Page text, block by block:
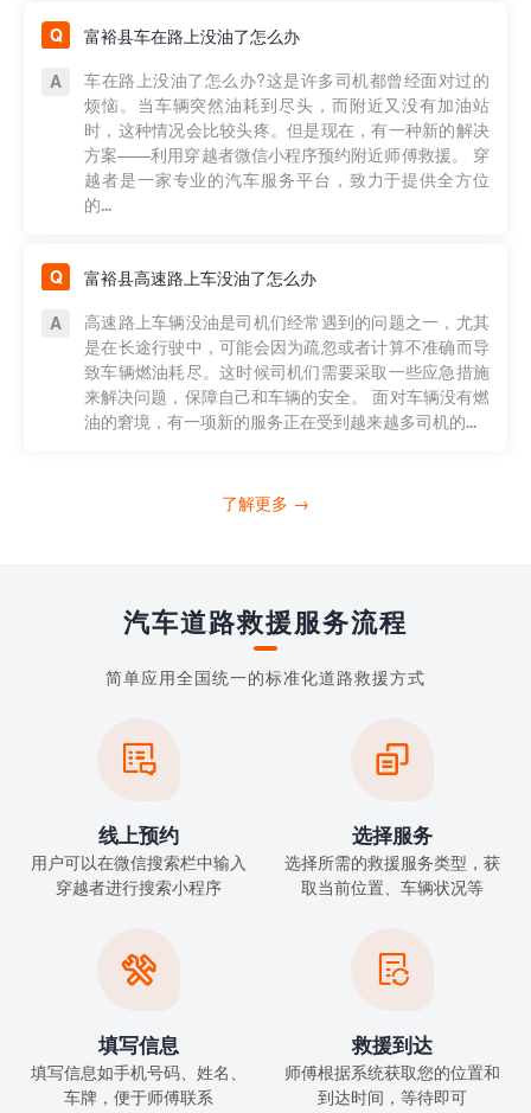
富裕县车在路上没油了怎么办
车在路上没油了怎么办?这是许多司机都曾经面对过的
烦恼。当车辆突然油耗到尽头，而附近又没有加油站
时，这种情况会比较头疼。但是现在，有一种新的解决
方案——利用穿越者微信小程序预约附近师傅救援。 穿
越者是一家专业的汽车服务平台，致力于提供全方位
的...
富裕县高速路上车没油了怎么办
高速路上车辆没油是司机们经常遇到的问题之一，尤其
是在长途行驶中，可能会因为疏忽或者计算不准确而导
致车辆燃油耗尽。这时候司机们需要采取一些应急措施
来解决问题，保障自己和车辆的安全。 面对车辆没有燃
油的窘境，有一项新的服务正在受到越来越多司机的...
了解更多 →
汽车道路救援服务流程
简单应用全国统一的标准化道路救援方式

线上预约
用户可以在微信搜索栏中输入
穿越者进行搜索小程序

选择服务
选择所需的救援服务类型，获
取当前位置、车辆状况等

填写信息
填写信息如手机号码、姓名、
车牌，便于师傅联系

救援到达
师傅根据系统获取您的位置和
到达时间，等待即可